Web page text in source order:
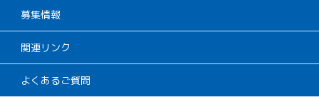
募集情報
関連リンク
よくあるご質問